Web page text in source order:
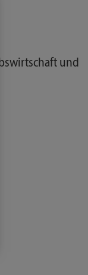
und